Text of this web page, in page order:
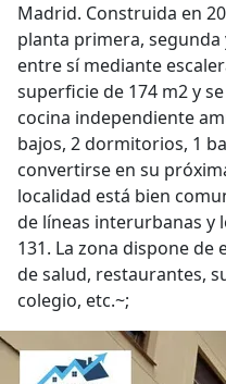
Madrid. Construida en
planta primera,
entre sí mediante
superficie de 174 m2 y
cocina independiente
bajos, 2 dormitorios, 1
convertirse en su
localidad está bien
de líneas interurbanas y
131. La zona dispone
de salud, restaurantes,
colegio, etc.~;